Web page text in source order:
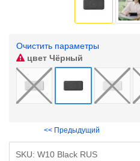
Очистить параметры
цвет Чёрный
<< Предыдущий
SKU: W10 Black RUS